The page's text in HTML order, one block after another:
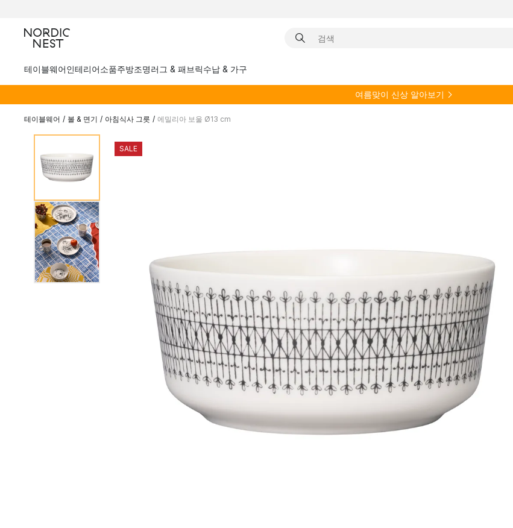
테이블웨어인테리어소품주방조명러그 & 패브릭수납 & 가구
여름맞이 신상 알아보기
테이블웨어 / 볼 & 면기 / 아침식사 그릇 / 에밀리아 보울 Ø13 cm
SALE